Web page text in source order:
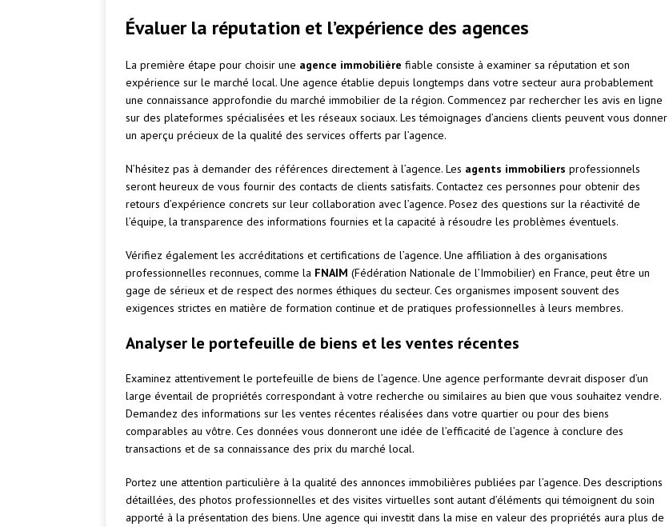
Évaluer la réputation et l’expérience des agences
La première étape pour choisir une agence immobilière fiable consiste à examiner sa réputation et son
expérience sur le marché local. Une agence établie depuis longtemps dans votre secteur aura probablement
une connaissance approfondie du marché immobilier de la région. Commencez par rechercher les avis en ligne
sur des plateformes spécialisées et les réseaux sociaux. Les témoignages d’anciens clients peuvent vous donner
un aperçu précieux de la qualité des services offerts par l’agence.
N’hésitez pas à demander des références directement à l’agence. Les agents immobiliers professionnels
seront heureux de vous fournir des contacts de clients satisfaits. Contactez ces personnes pour obtenir des
retours d’expérience concrets sur leur collaboration avec l’agence. Posez des questions sur la réactivité de
l’équipe, la transparence des informations fournies et la capacité à résoudre les problèmes éventuels.
Vérifiez également les accréditations et certifications de l’agence. Une affiliation à des organisations
professionnelles reconnues, comme la FNAIM (Fédération Nationale de l’Immobilier) en France, peut être un
gage de sérieux et de respect des normes éthiques du secteur. Ces organismes imposent souvent des
exigences strictes en matière de formation continue et de pratiques professionnelles à leurs membres.
Analyser le portefeuille de biens et les ventes récentes
Examinez attentivement le portefeuille de biens de l’agence. Une agence performante devrait disposer d’un
large éventail de propriétés correspondant à votre recherche ou similaires au bien que vous souhaitez vendre.
Demandez des informations sur les ventes récentes réalisées dans votre quartier ou pour des biens
comparables au vôtre. Ces données vous donneront une idée de l’efficacité de l’agence à conclure des
transactions et de sa connaissance des prix du marché local.
Portez une attention particulière à la qualité des annonces immobilières publiées par l’agence. Des descriptions
détaillées, des photos professionnelles et des visites virtuelles sont autant d’éléments qui témoignent du soin
apporté à la présentation des biens. Une agence qui investit dans la mise en valeur des propriétés aura plus de